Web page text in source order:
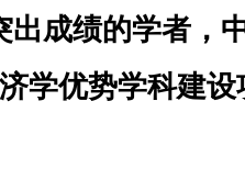
出成绩的学者，
学优势学科建